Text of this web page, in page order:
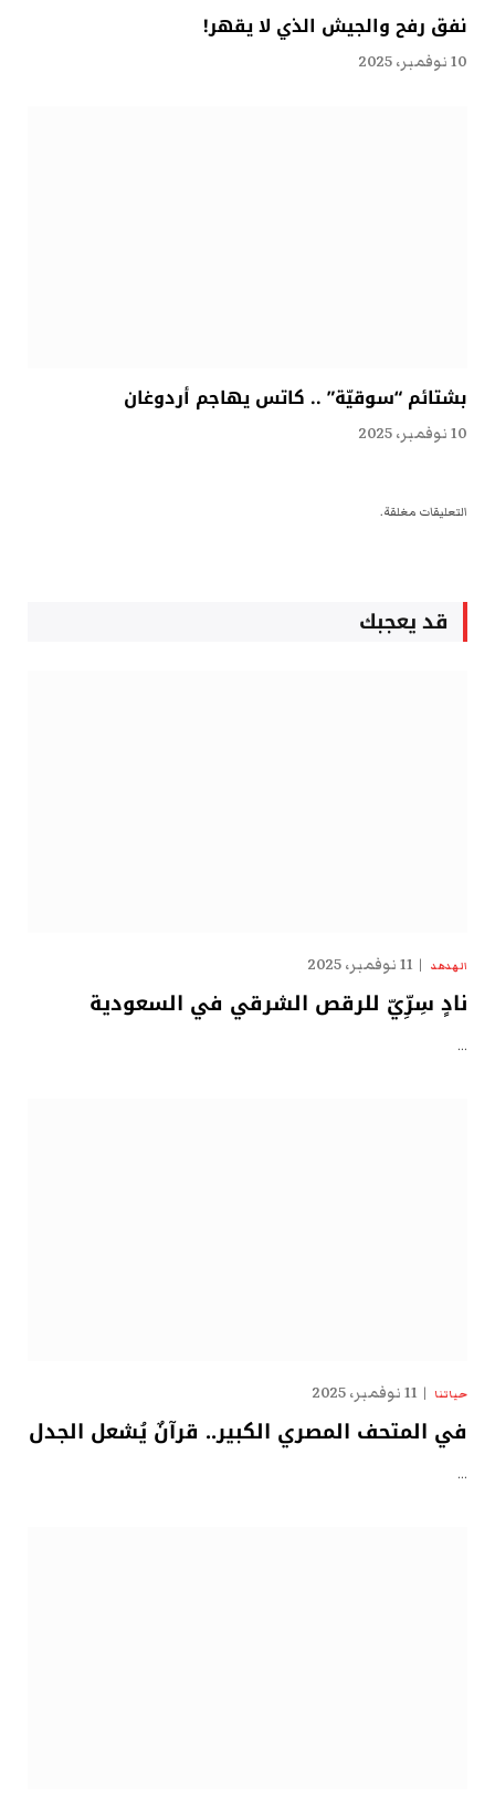
نفق رفح والجيش الذي لا يقهر!
10 نوفمبر، 2025
بشتائم “سوقيّة” .. كاتس يهاجم أردوغان
10 نوفمبر، 2025
التعليقات مغلقة.
قد يعجبك
الهدهد 11 نوفمبر، 2025
نادٍ سِرِّيّ للرقص الشرقي في السعودية
…
حياتنا 11 نوفمبر، 2025
في المتحف المصري الكبير.. قرآنٌ يُشعل الجدل
…